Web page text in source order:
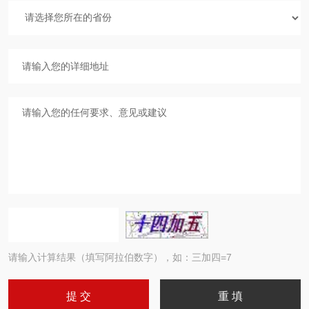
请输入计算结果（填写阿拉伯数字），如：三加四=7